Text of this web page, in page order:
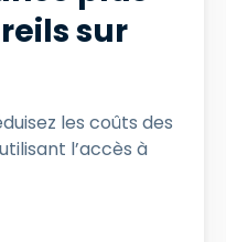
sur
les coûts des
l’accès à